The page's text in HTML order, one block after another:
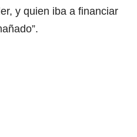
y quien iba a financiar